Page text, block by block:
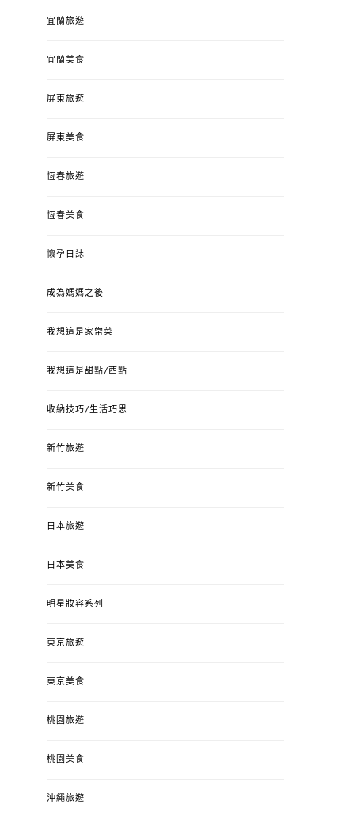
宜蘭旅遊
宜蘭美食
屏東旅遊
屏東美食
恆春旅遊
恆春美食
懷孕日誌
成為媽媽之後
我想這是家常菜
我想這是甜點/西點
收納技巧/生活巧思
新竹旅遊
新竹美食
日本旅遊
日本美食
明星妝容系列
東京旅遊
東京美食
桃園旅遊
桃園美食
沖繩旅遊